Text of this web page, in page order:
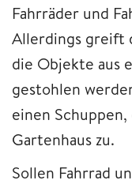
Fahrräder und
Allerdings greift
die Objekte aus
gestohlen
einen
Gartenhaus zu.
Sollen Fahrrad